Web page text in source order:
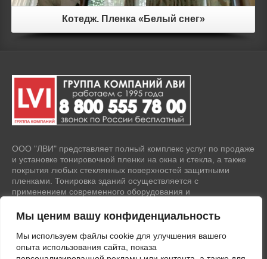
Мы ценим вашу конфиденциальность
Мы используем файлы cookie для улучшения вашего
опыта использования сайта, показа
Котедж. Пленка «Белый снег»
ООО "ЛВИ" представляет полный комплекс услуг по продаже
и установке тонировочной пленки на окна и стекла, а также
покрытия любых стеклянных поверхностей защитными
пленками. Тонировка зданий осуществляется с
применением современного оборудования и
ПОЛИТИКА КОНФИДЕНЦИАЛЬНОСТИ
Политика в отношении обработки персональных данных